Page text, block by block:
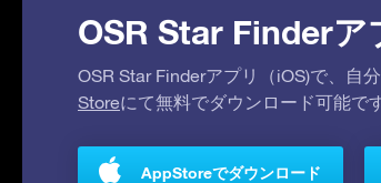
OSR Star Finderア
OSR Star Finderアプリ（iOS)で、自
Storeにて無料でダウンロード可能で
AppStoreでダウンロード